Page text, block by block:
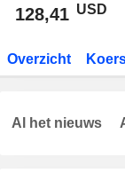
128,41 USD
Overzicht
Al het nieuws